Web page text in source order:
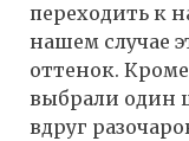
переходить к
нашем случае
оттенок.
выбрали один
вдруг